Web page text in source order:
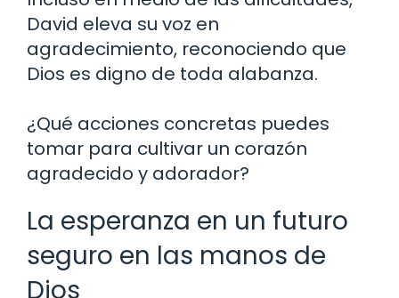
David eleva su voz en
agradecimiento, reconociendo que
Dios es digno de toda alabanza.
¿Qué acciones concretas puedes
tomar para cultivar un corazón
agradecido y adorador?
La esperanza en un futuro
seguro en las manos de
Dios